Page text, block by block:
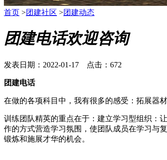
首页 >团建社区 >团建动态
团建电话欢迎咨询
发表日期：2022-01-17 点击：672
团建电话
在做的各项科目中，我有很多的感受：拓展器
训练团队精英的重点在于：建立学习型组织：
作的方式营造学习氛围，使团队成员在学习与
锻炼和施展才华的机会。